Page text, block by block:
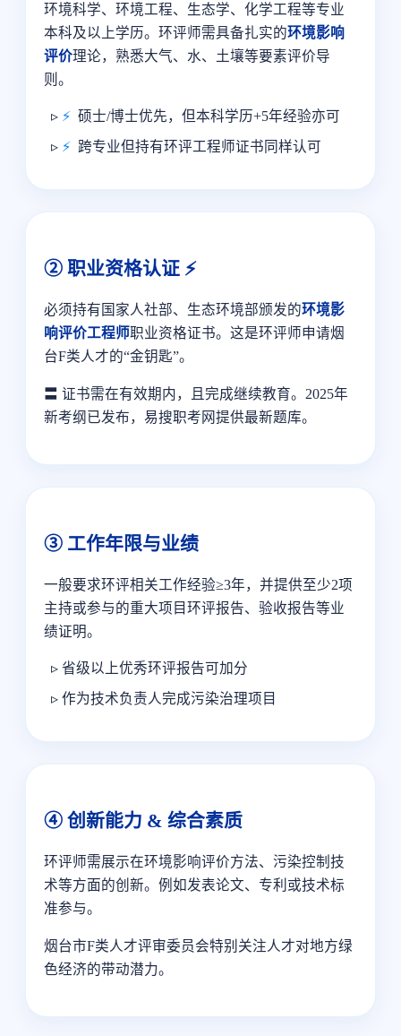
环境科学、环境工程、生态学、化学工程等专业
本科及以上学历。环评师需具备扎实的环境影响
评价理论，熟悉大气、水、土壤等要素评价导
则。
硕士/博士优先，但本科学历+5年经验亦可
跨专业但持有环评工程师证书同样认可
② 职业资格认证 ⚡
必须持有国家人社部、生态环境部颁发的环境影
响评价工程师职业资格证书。这是环评师申请烟
台F类人才的“金钥匙”。
〓 证书需在有效期内，且完成继续教育。2025年
新考纲已发布，易搜职考网提供最新题库。
③ 工作年限与业绩
一般要求环评相关工作经验≥3年，并提供至少2项
主持或参与的重大项目环评报告、验收报告等业
绩证明。
省级以上优秀环评报告可加分
作为技术负责人完成污染治理项目
④ 创新能力 & 综合素质
环评师需展示在环境影响评价方法、污染控制技
术等方面的创新。例如发表论文、专利或技术标
准参与。
烟台市F类人才评审委员会特别关注人才对地方绿
色经济的带动潜力。